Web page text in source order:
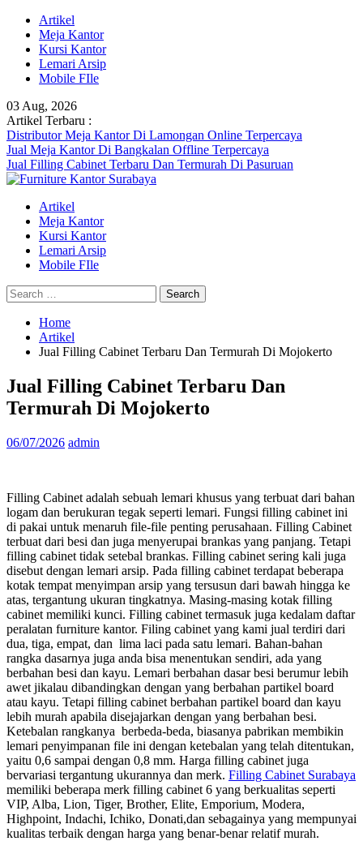
Skip
content
Artikel
Meja Kantor
Kursi Kantor
Lemari Arsip
Mobile FIle
03 Aug, 2026
Artikel Terbaru :
Distributor Meja Kantor Di Lamongan Online Terpercaya
Jual Meja Kantor Di Bangkalan Offline Terpercaya
Jual Filling Cabinet Terbaru Dan Termurah Di Pasuruan
Artikel
Meja Kantor
Kursi Kantor
Lemari Arsip
Mobile FIle
Search
for:
Home
Artikel
Jual Filling Cabinet Terbaru Dan Termurah Di Mojokerto
Jual Filling Cabinet Terbaru Dan
Termurah Di Mojokerto
06/07/2026 admin
Filling Cabinet adalah sebuah lemari khusus yang terbuat dari bahan
logam dan berukuran tegak seperti lemari. Fungsi filling cabinet ini
di pakai untuk menaruh file-file penting perusahaan. Filling Cabinet
terbuat dari besi dan juga menyerupai brankas yang panjang. Tetapi
filling cabinet tidak setebal brankas. Filling cabinet sering kali juga
disebut dengan lemari arsip. Pada filling cabinet terdapat beberapa
kotak tempat menyimpan arsip yang tersusun dari bawah hingga ke
atas, tergantung ukuran tingkatnya. Masing-masing kotak filling
cabinet memiliki kunci. Filling cabinet termasuk juga kedalam daftar
peralatan furniture kantor. Filing cabinet yang kami jual terdiri dari
dua, tiga, empat, dan lima laci pada satu lemari. Bahan-bahan
rangka dasarnya juga anda bisa menentukan sendiri, ada yang
berbahan besi dan kayu. Lemari berbahan dasar besi berumur lebih
awet jikalau dibandingkan dengan yang berbahan partikel board
atau kayu. Tetapi filling cabinet berbahan partikel board dan kayu
lebih murah apabila disejajarkan dengan yang berbahan besi.
Ketebalan rangkanya berbeda-beda, biasanya pabrikan membikin
lemari penyimpanan file ini dengan ketebalan yang telah ditentukan,
yaitu 0,6 sampai dengan 0,8 mm. Harga filling cabinet juga
bervariasi tergantung ukurannya dan merk. Filling Cabinet Surabaya
memiliki beberapa merk filling cabinet 6 yang berkualitas seperti
VIP, Alba, Lion, Tiger, Brother, Elite, Emporium, Modera,
Highpoint, Indachi, Ichiko, Donati,dan sebagainya yang mempunyai
kualitas terbaik dengan harga yang benar-benar relatif murah.